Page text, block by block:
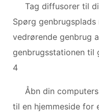
Tag diffusorer til
Spørg
vedrørende genbrug
genbrugsstationen til
4
Åbn din
til en hjemmeside for